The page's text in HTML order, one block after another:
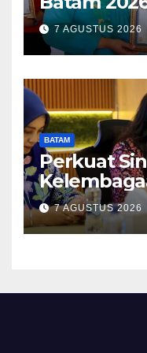
Makan Ikan
7 AGUSTUS 2026
BATAM
Perkuat
dan BPOM
Pelayanan
Obat Aman
7 AGUSTUS 2026